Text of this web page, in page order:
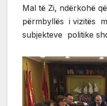
Mal të Zi, ndërkohë
përmbyllës i vizitës
subjekteve politike